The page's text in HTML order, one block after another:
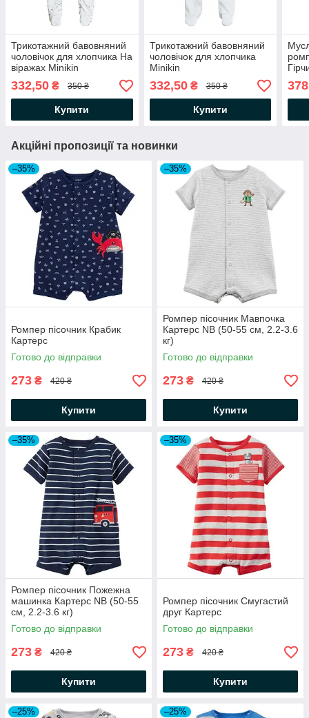
Трикотажний бавовняний
чоловічок для хлопчика На
віражах Minikin
332,50 ₴ 350 ₴
Купити
Трикотажний бавовняний
чоловічок для хлопчика
Minikin
332,50₴ 350 ₴
Купити
378
Акційні пропозиції та новинки
–35%
Ромпер пісочник Крабик
Картерс
Готово до відправки
273 ₴ 420 ₴
Купити
–35%
Ромпер пісочник Мавпочка
Картерс NB (50-55 см, 2.2-3.6
кг)
Готово до відправки
273 ₴ 420 ₴
Купити
–35%
Ромпер пісочник Пожежна
машинка Картерс NB (50-55
см, 2.2-3.6 кг)
Готово до відправки
273 ₴ 420 ₴
Купити
–35%
Ромпер пісочник Смугастий
друг Картерс
Готово до відправки
273 ₴ 420 ₴
Купити
–25% –25%